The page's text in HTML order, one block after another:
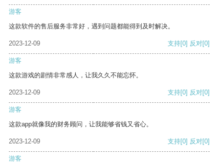
游客
这款软件的售后服务非常好，遇到问题都能得到及时解决。
2023-12-09 支持[0] 反对[0]
游客
这款游戏的剧情非常感人，让我久久不能忘怀。
2023-12-09 支持[0] 反对[0]
游客
这款app就像我的财务顾问，让我能够省钱又省心。
2023-12-09 支持[0] 反对[0]
游客